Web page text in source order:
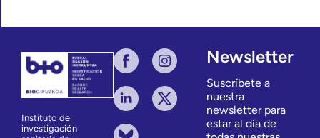
Instituto de
investigación
Newsletter
Suscríbete a
nuestra
newsletter para
estar al día de